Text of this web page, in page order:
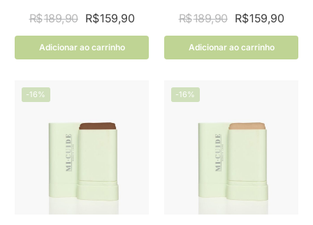
R$189,90 R$159,90
Adicionar ao carrinho
R$189,90 R$159,90
Adicionar ao carrinho
-16% -16%